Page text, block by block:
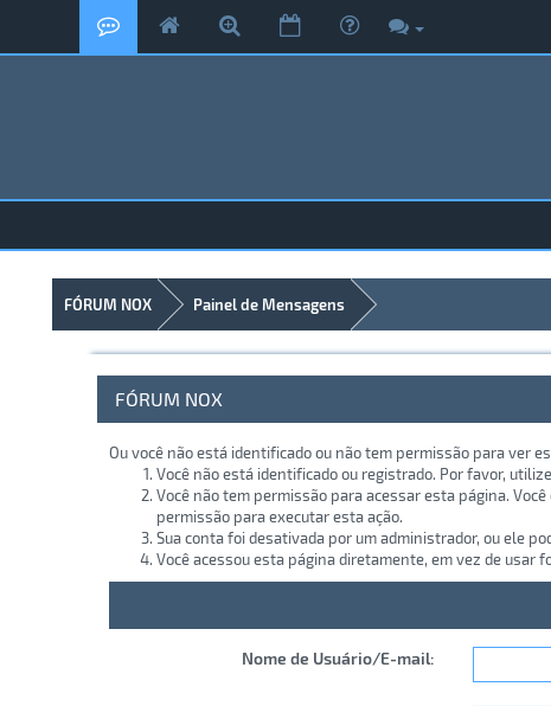
FÓRUM NOX Painel de Mensagens
FÓRUM NOX
Ou você não está identificado ou não tem permissão para ver
Você não está identificado ou registrado. Por favor,
Você não tem permissão para acessar esta página.
permissão para executar esta ação.
Sua conta foi desativada por um administrador, ou ele
Você acessou esta página diretamente, em vez de usar
Nome de Usuário/E-mail: